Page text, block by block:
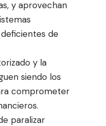
y aprovechan
de
y la
siendo los
comprometer
paralizar